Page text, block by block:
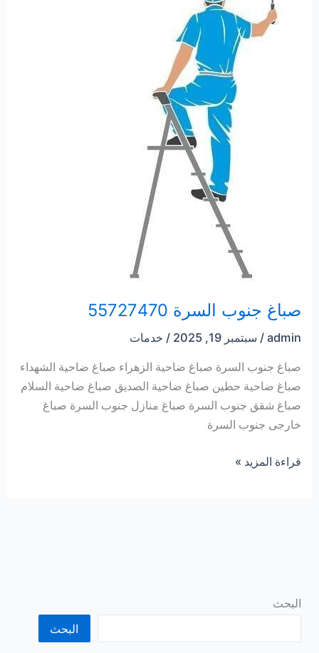
صباغ جنوب السرة 55727470
admin
/ سبتمبر 19, 2025 / خدمات
صباغ جنوب السرة صباغ ضاحية الزهراء صباغ ضاحية الشهداء
صباغ ضاحية حطين صباغ ضاحية الصديق صباغ ضاحية السلام
صباغ شقق جنوب السرة صباغ منازل جنوب السرة صباغ
خارجى جنوب السرة
صباغ
قراءة المزيد »
البحث
البحث